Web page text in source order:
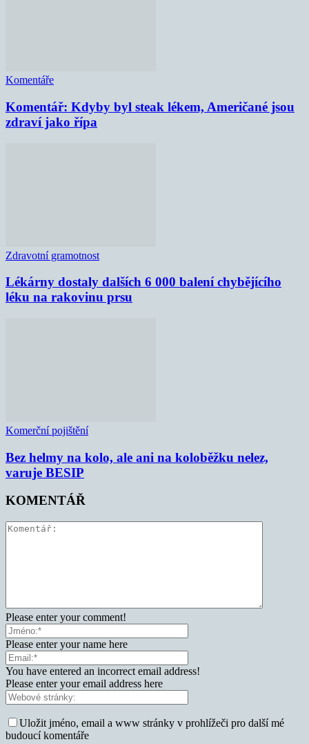
Komentáře
Komentář: Kdyby byl steak lékem, Američané jsou
zdraví jako řípa
Zdravotní gramotnost
Lékárny dostaly dalších 6 000 balení chybějícího
léku na rakovinu prsu
Komerční pojištění
Bez helmy na kolo, ale ani na koloběžku nelez,
varuje BESIP
KOMENTÁŘ
Please enter your comment!
Please enter your name here
You have entered an incorrect email address!
Please enter your email address here
Uložit jméno, email a www stránky v prohlížeči pro další mé
budoucí komentáře